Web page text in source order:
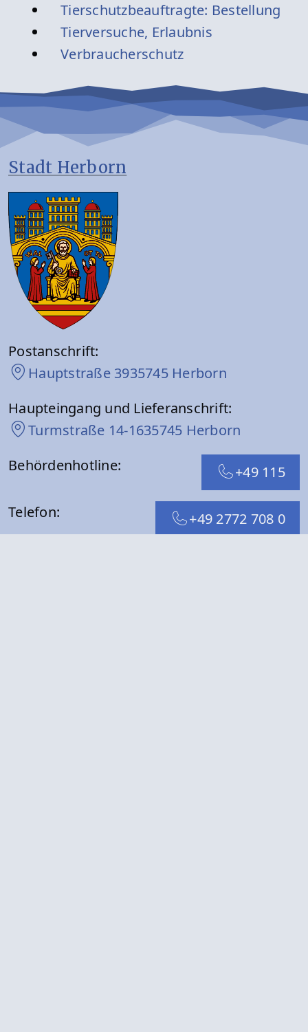
Tierschutzbeauftragte: Bestellung
Tierversuche, Erlaubnis
Verbraucherschutz
Stadt Herborn
Postanschrift:
Hauptstraße 3935745 Herborn
Haupteingang und Lieferanschrift:
Turmstraße 14-1635745 Herborn
Behördenhotline:
+49 115
Telefon: +49 2772 708 0